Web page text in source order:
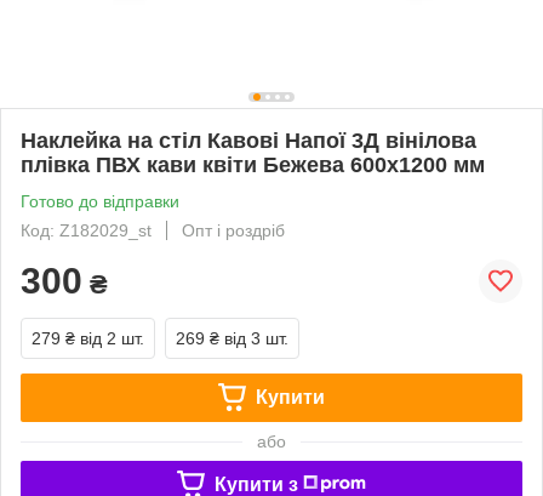
Наклейка на стіл Кавові Напої 3Д вінілова
плівка ПВХ кави квіти Бежева 600х1200 мм
Готово до відправки
Код: Z182029_st
Опт і роздріб
300 ₴
279 ₴ від 2 шт. 269 ₴ від 3 шт.
Купити
або
Купити з